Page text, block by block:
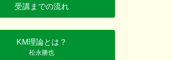
受講までの流れ
KM理論とは？
松永勝也